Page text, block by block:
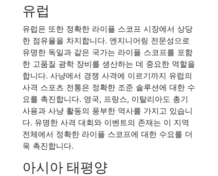
유럽
유럽은 또한 정확한 라이플 스코프 시장에서 상당
한 점유율을 차지합니다. 엔지니어링 전문성으로
유명한 독일과 같은 국가는 라이플 스코프를 포함
한 고품질 광학 장비를 생산하는 데 중요한 역할을
합니다. 사냥에서 경쟁 사격에 이르기까지 유럽의
사격 스포츠 전통은 정확한 조준 솔루션에 대한 수
요를 촉진합니다. 영국, 프랑스, 이탈리아도 총기
사용과 사냥 활동의 풍부한 역사를 가지고 있습니
다. 유명한 사격 대회와 이벤트의 존재는 이 지역
전체에서 정확한 라이플 스코프에 대한 수요를 더
욱 촉진합니다.
아시아 태평양